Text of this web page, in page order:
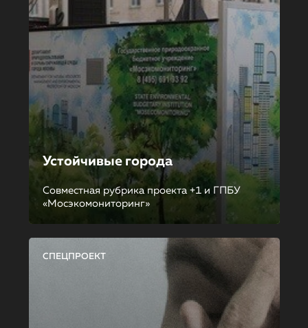
Устойчивые города
Совместная рубрика проекта +1 и ГПБУ
«Мосэкомониторинг»
СПЕЦПРОЕКТ